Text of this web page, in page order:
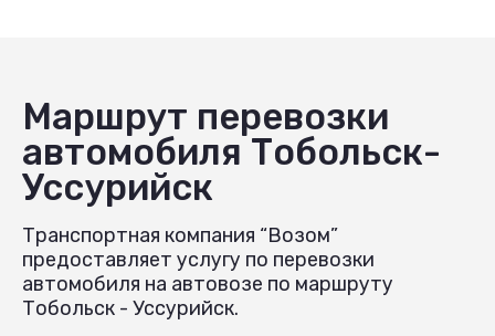
Маршрут перевозки
автомобиля Тобольск-
Уссурийск
Транспортная компания “Возом”
предоставляет услугу по перевозки
автомобиля на автовозе по маршруту
Тобольск - Уссурийск.